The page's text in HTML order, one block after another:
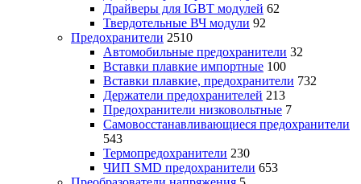
Драйверы для IGBT модулей 62
Твердотельные ВЧ модули 92
Предохранители 2510
Автомобильные предохранители 32
Вставки плавкие импортные 100
Вставки плавкие, предохранители 732
Держатели предохранителей 213
Предохранители низковольтные 7
Самовосстанавливающиеся предохранители
543
Термопредохранители 230
ЧИП SMD предохранители 653